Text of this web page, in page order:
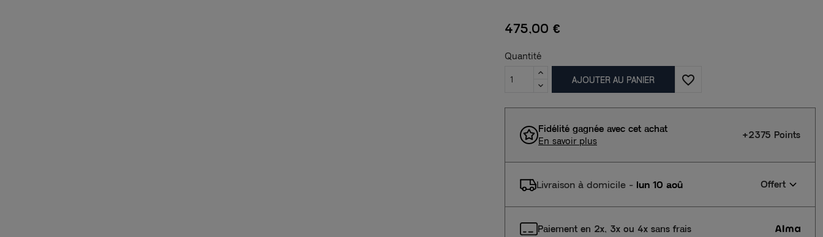
475,00 €
Quantité
AJOUTER AU PANIER favorite_border
Fidélité gagnée avec cet achat
En savoir plus
+2375 Points
Livraison à domicile- lun 10 aoû Offert
Paiement en 2x, 3x ou 4x sans frais